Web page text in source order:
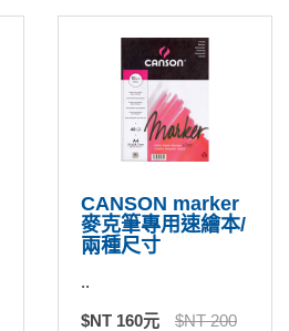
CANSON marker
麥克筆專用速繪本/
兩種尺寸
..
$NT 160元
$NT 200